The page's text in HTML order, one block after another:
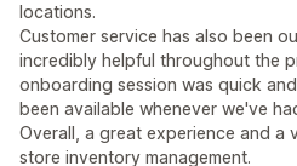
locations.
Customer service has also been
incredibly helpful throughout the
onboarding session was quick
been available whenever we've
Overall, a great experience and a
store inventory management.